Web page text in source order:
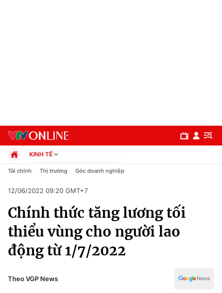
Chuyên mục
Chính trị
Xã hội
Pháp luật
KINH TẾ
Chính trị
Pháp luật
Kinh tế
Thể thao
Truyền hình
Văn hóa - Giải trí
Y tế
Công nghệ
Tài chính Thị trường Góc doanh nghiệp
12/06/2022 09:20 GMT+7
Chính thức tăng lương tối
thiểu vùng cho người lao
động từ 1/7/2022
Theo VGP News